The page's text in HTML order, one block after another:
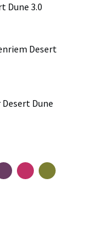
Dune 3.0
Desert
Dune